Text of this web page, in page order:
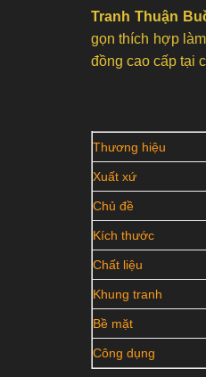
Tranh Thuận
gọn thích hợp
đồng cao cấp tại
Thương hiệu
Xuất xứ
Chủ đề
Kích thước
Chất liệu
Khung tranh
Bề mặt
Công dụng